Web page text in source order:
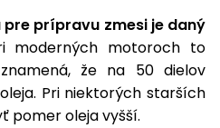
prípravu zmesi je daný
moderných motoroch to
že na 50 dielov
Pri niektorých starších
pomer oleja vyšší.